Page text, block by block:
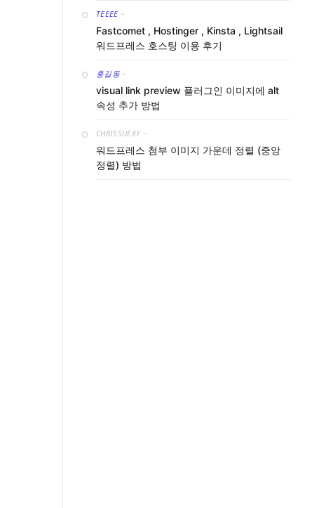
TEEEE -
Fastcomet , Hostinger , Kinsta , Lightsail
워드프레스 호스팅 이용 후기
홍길동 -
visual link preview 플러그인 이미지에 alt
속성 추가 방법
CHRISSUEXY -
워드프레스 첨부 이미지 가운데 정렬 (중앙
정렬) 방법